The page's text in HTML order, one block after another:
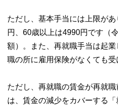
ただし、基本手当には上限が
円、60歳以上は4990円です（
額）。また、再就職手当は起
職の所に雇用保険がなくても受
ただし、再就職の賃金が再就
は、賃金の減少をカバーする